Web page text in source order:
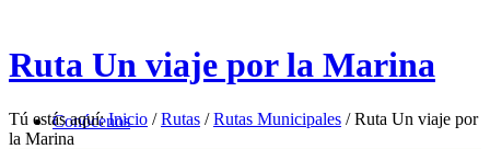
Conócenos
Ruta Un viaje por la Marina
Tú estás aquí: Inicio / Rutas / Rutas Municipales / Ruta Un viaje por
la Marina